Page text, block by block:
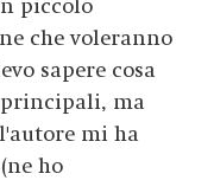
piccolo
che voleranno
sapere cosa
ma
mi ha
ho